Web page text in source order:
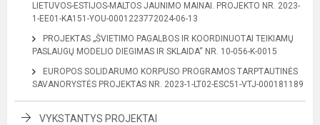
LIETUVOS-ESTIJOS-MALTOS JAUNIMO MAINAI. PROJEKTO NR. 2023-
1-EE01-KA151-YOU-0001223772024-06-13
PROJEKTAS „ŠVIETIMO PAGALBOS IR KOORDINUOTAI TEIKIAMŲ
PASLAUGŲ MODELIO DIEGIMAS IR SKLAIDA“ NR. 10-056-K-0015
EUROPOS SOLIDARUMO KORPUSO PROGRAMOS TARPTAUTINĖS
SAVANORYSTĖS PROJEKTAS NR. 2023-1-LT02-ESC51-VTJ-000181189
VYKSTANTYS PROJEKTAI